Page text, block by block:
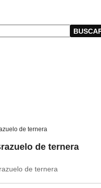
de ternera
de ternera
de ternera